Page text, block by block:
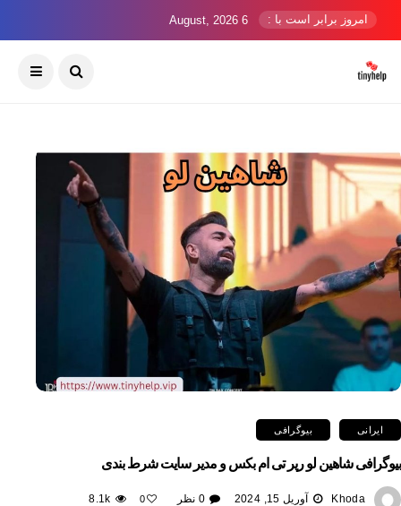
امروز برابر است با : 6 August, 2026
ایرانی بیوگرافی
بیوگرافی شاهین لو رپر تی ام بکس و مدیر سایت شرط بندی
Khoda آوریل 15, 2024 0 نظر 0
8.1k